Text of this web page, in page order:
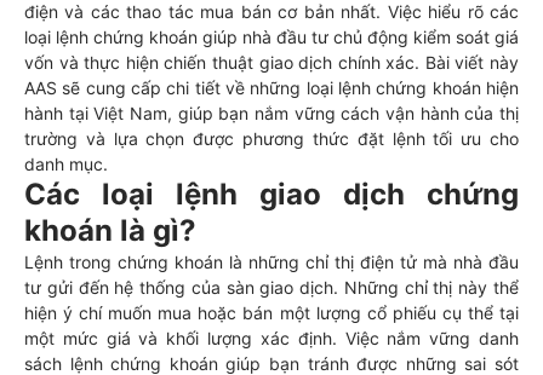
điện và các thao tác mua bán cơ bản nhất. Việc hiểu rõ các
loại lệnh chứng khoán giúp nhà đầu tư chủ động kiểm soát giá
vốn và thực hiện chiến thuật giao dịch chính xác. Bài viết này
AAS sẽ cung cấp chi tiết về những loại lệnh chứng khoán hiện
hành tại Việt Nam, giúp bạn nắm vững cách vận hành của thị
trường và lựa chọn được phương thức đặt lệnh tối ưu cho
danh mục.
Các loại lệnh giao dịch chứng
khoán là gì?
Lệnh trong chứng khoán là những chỉ thị điện tử mà nhà đầu
tư gửi đến hệ thống của sàn giao dịch. Những chỉ thị này thể
hiện ý chí muốn mua hoặc bán một lượng cổ phiếu cụ thể tại
một mức giá và khối lượng xác định. Việc nắm vững danh
sách lệnh chứng khoán giúp bạn tránh được những sai sót